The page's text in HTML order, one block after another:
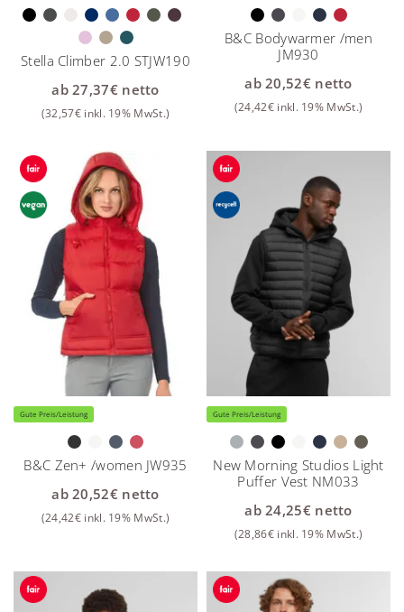
Stella Climber 2.0 STJW190
ab27,37€netto
(32,57€ inkl. 19% MwSt.)
B&C Bodywarmer /men
JM930
ab20,52€netto
(24,42€ inkl. 19% MwSt.)
Gute Preis/Leistung
B&C Zen+ /women JW935
ab20,52€netto
(24,42€ inkl. 19% MwSt.)
Gute Preis/Leistung
New Morning Studios Light
Puffer Vest NM033
ab24,25€netto
(28,86€ inkl. 19% MwSt.)